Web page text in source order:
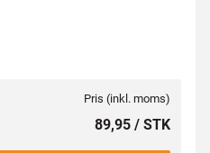
Pris (inkl. moms)
89,95 / STK